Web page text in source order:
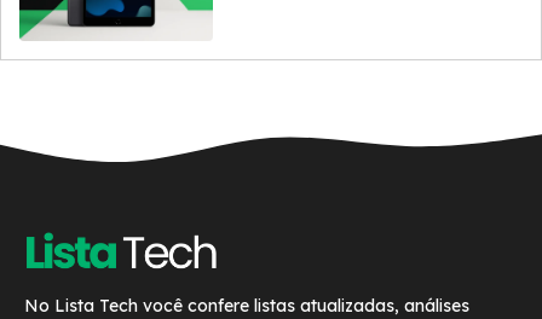
No Lista Tech você confere listas atualizadas, análises